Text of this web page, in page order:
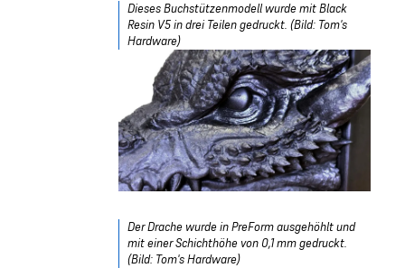
Dieses Buchstützenmodell wurde mit Black
Resin V5 in drei Teilen gedruckt. (Bild: Tom's
Hardware)
Der Drache wurde in PreForm ausgehöhlt und
mit einer Schichthöhe von 0,1 mm gedruckt.
(Bild: Tom's Hardware)